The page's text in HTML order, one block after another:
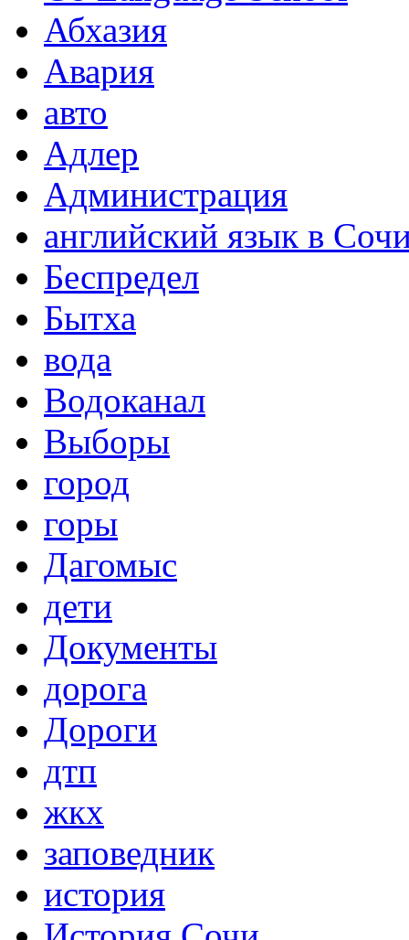
Абхазия
Авария
авто
Адлер
Администрация
английский язык в
Беспредел
Бытха
вода
Водоканал
Выборы
город
горы
Дагомыс
дети
Документы
дорога
Дороги
дтп
жкх
заповедник
история